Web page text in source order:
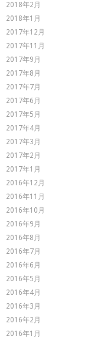
2018年2月
2018年1月
2017年12月
2017年11月
2017年9月
2017年8月
2017年7月
2017年6月
2017年5月
2017年4月
2017年3月
2017年2月
2017年1月
2016年12月
2016年11月
2016年10月
2016年9月
2016年8月
2016年7月
2016年6月
2016年5月
2016年4月
2016年3月
2016年2月
2016年1月